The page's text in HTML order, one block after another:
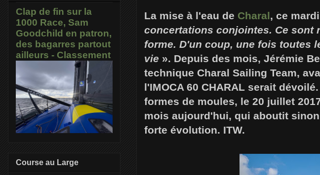
La mise à l'eau de Charal, ce
concertations conjointes. Ce sont
forme. D'un coup, une fois toutes
vie ». Depuis des mois, Jérémie
technique Charal Sailing Team,
l'IMOCA 60 CHARAL serait
formes de moules, le 20 juillet
mois aujourd'hui, qui aboutit
forte évolution. ITW.
Clap de fin sur la
1000 Race, Sam
Goodchild en patron,
des bagarres partout
ailleurs - Classement
Course au Large